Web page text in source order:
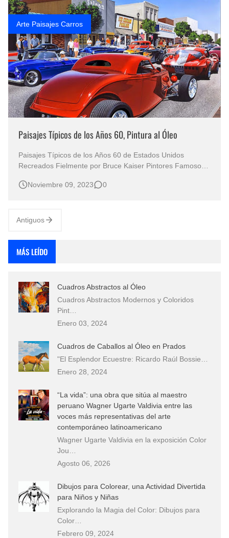
Arte Paisajes Carros
Paisajes Típicos de los Años 60, Pintura al Óleo
Paisajes Típicos de los Años 60 de Estados Unidos
Recreados Fielmente por Bruce Kaiser Pintores Famosos
y Modificados Cuadros al Óleo Paisajes Urbanos Con
Noviembre 09, 2023 0
Antiguos
MÁS LEÍDO
Cuadros Abstractos al Óleo
Cuadros Abstractos Modernos y Coloridos
Pint…
Enero 03, 2024
Cuadros de Caballos al Óleo en Prados
"El Esplendor Ecuestre: Ricardo Raúl Bossie…
Enero 28, 2024
“La vida”: una obra que sitúa al maestro
peruano Wagner Ugarte Valdivia entre las
voces más representativas del arte
contemporáneo latinoamericano
Wagner Ugarte Valdivia en la exposición Color
Jou…
Agosto 06, 2026
Dibujos para Colorear, una Actividad Divertida
para Niños y Niñas
Explorando la Magia del Color: Dibujos para
Color…
Febrero 09, 2024